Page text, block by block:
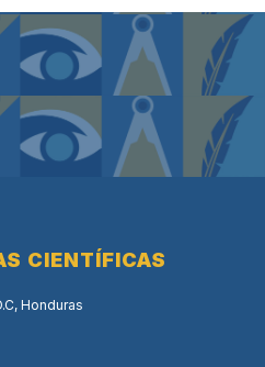
CIENTÍFICAS
Honduras